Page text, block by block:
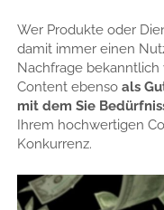
Wer Produkte oder
damit immer einen
Nachfrage bekanntlich
Content ebenso als
mit dem Sie
Ihrem hochwertigen
Konkurrenz.